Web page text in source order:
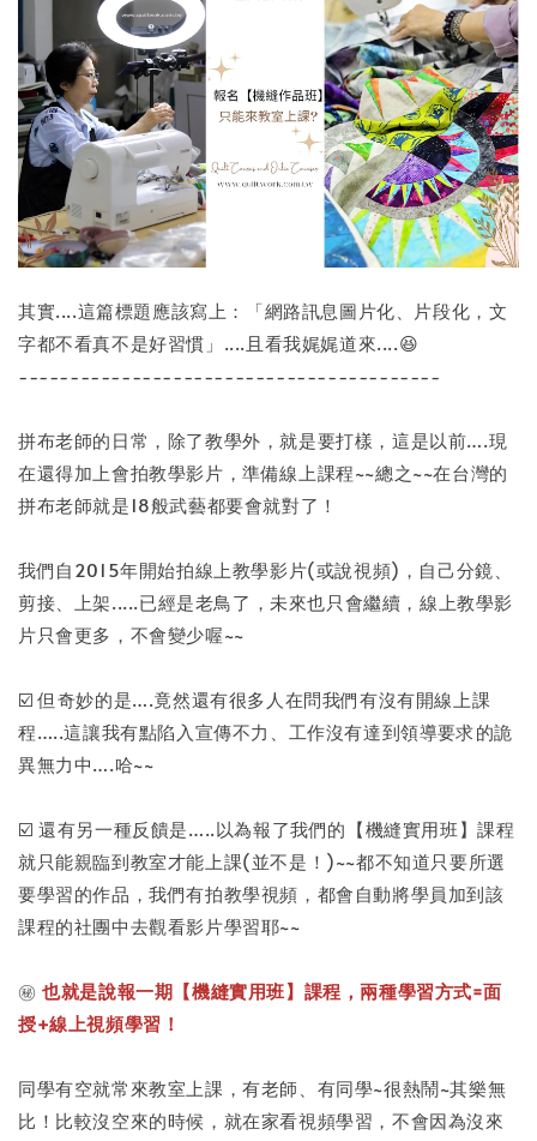
其實....這篇標題應該寫上：「網路訊息圖片化、片段化，文
字都不看真不是好習慣」....且看我娓娓道來....😆
-----------------------------------------
拼布老師的日常，除了教學外，就是要打樣，這是以前….現
在還得加上會拍教學影片，準備線上課程~~總之~~在台灣的
拼布老師就是18般武藝都要會就對了！
我們自2015年開始拍線上教學影片(或說視頻)，自己分鏡、
剪接、上架.....已經是老鳥了，未來也只會繼續，線上教學影
片只會更多，不會變少喔~~
☑️ 但奇妙的是….竟然還有很多人在問我們有沒有開線上課
程…..這讓我有點陷入宣傳不力、工作沒有達到領導要求的詭
異無力中….哈~~
☑️ 還有另一種反饋是…..以為報了我們的【機縫實用班】課程
就只能親臨到教室才能上課(並不是！)~~都不知道只要所選
要學習的作品，我們有拍教學視頻，都會自動將學員加到該
課程的社團中去觀看影片學習耶~~
㊙️ 也就是說報一期【機縫實用班】課程，兩種學習方式=面
授+線上視頻學習！
同學有空就常來教室上課，有老師、有同學~很熱鬧~其樂無
比！比較沒空來的時候，就在家看視頻學習，不會因為沒來